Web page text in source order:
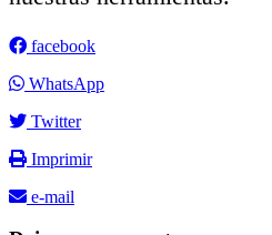
facebook
WhatsApp
Twitter
Imprimir
e-mail